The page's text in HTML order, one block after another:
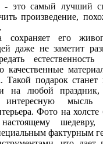
- это самый лучший
произведение,
сохраняет его
даже не заметит
качественные
Такой подарок станет
на любой
интересную
Фото на холсте
фактурным